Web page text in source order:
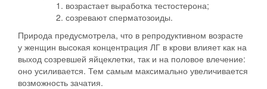
возрастает выработка тестостерона;
созревают сперматозоиды.
Природа предусмотрела, что в репродуктивном возрасте
у женщин высокая концентрация ЛГ в крови влияет как на
выход созревшей яйцеклетки, так и на половое влечение:
оно усиливается. Тем самым максимально увеличивается
возможность зачатия.